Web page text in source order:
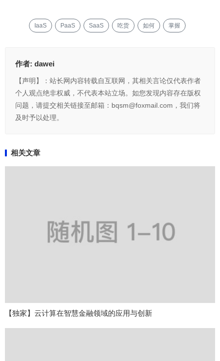
IaaS PaaS SaaS 吃货 如何 掌握
作者: dawei
【声明】：站长网内容转载自互联网，其相关言论仅代表作者
个人观点绝非权威，不代表本站立场。如您发现内容存在版权
问题，请提交相关链接至邮箱：bqsm@foxmail.com，我们将
及时予以处理。
相关文章
【独家】云计算在智慧金融领域的应用与创新